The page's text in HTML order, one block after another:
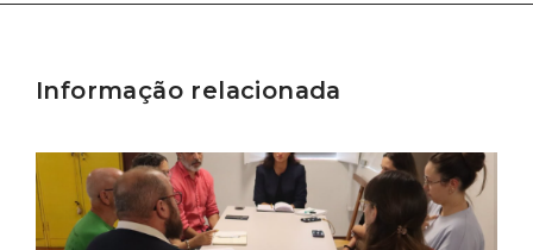
Informação relacionada